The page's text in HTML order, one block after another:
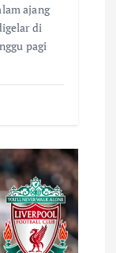
ajang
di
pagi